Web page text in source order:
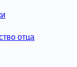
отца